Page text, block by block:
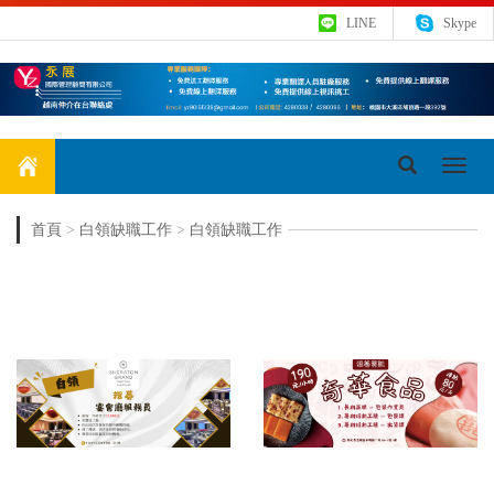
LINE Skype
首頁 > 白領缺職工作 > 白領缺職工作